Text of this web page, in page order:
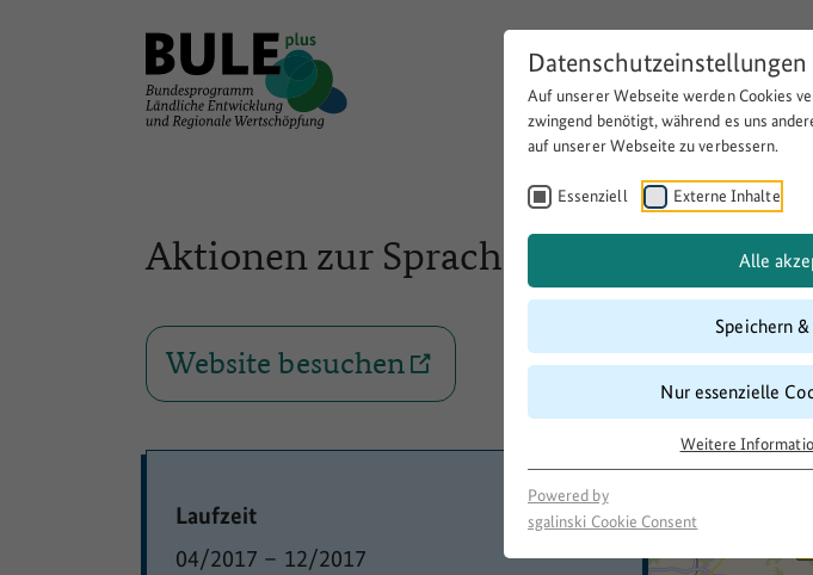
Datenschutzeinstellungen
Auf unserer Webseite werden Cookies
zwingend benötigt, während es uns
auf unserer Webseite zu verbessern.
Essenziell Externe Inhalte
Alle
Speichern
Nur essenzielle
Weitere
Powered by
sgalinski Cookie Consent
Über
Aktionen zur Sprach-und
Website besuchen
Laufzeit
04/2017 – 12/2017